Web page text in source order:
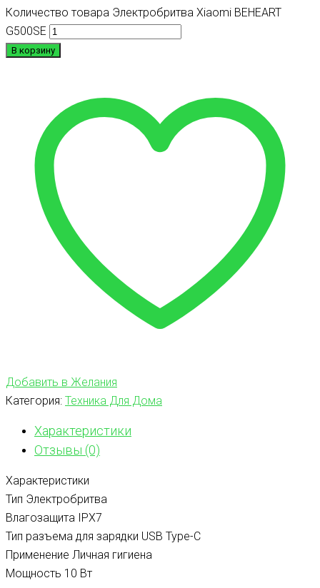
Количество товара Электробритва Xiaomi BEHEART
G500SE
В корзину
Добавить в Желания
Категория: Техника Для Дома
Характеристики
Отзывы (0)
Характеристики
Тип Электробритва
Влагозащита IPX7
Тип разъема для зарядки USB Type-C
Применение Личная гигиена
Мощность 10 Вт